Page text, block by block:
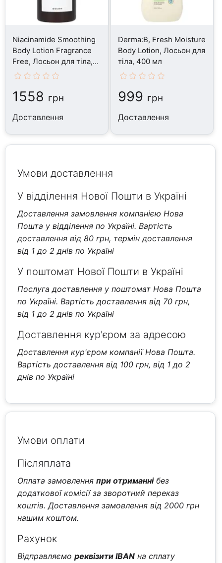
Niacinamide Smoothing
Body Lotion Fragrance
Free, Лосьон для тіла,
300 мл
1558 грн
Доставлення
Derma:B, Fresh Moisture
Body Lotion, Лосьон для
тіла, 400 мл
999 грн
Доставлення
Умови доставлення
У відділення Нової Пошти в Україні
Доставлення замовлення компанією Нова
Пошта у відділення по Україні. Вартість
доставлення від 80 грн, термін доставлення
від 1 до 2 днів по Україні
У поштомат Нової Пошти в Україні
Послуга доставлення у поштомат Нова Пошта
по Україні. Вартість доставлення від 70 грн,
від 1 до 2 днів по Україні
Доставлення кур'єром за адресою
Доставлення кур'єром компанії Нова Пошта.
Вартість доставлення від 100 грн, від 1 до 2
днів по Україні
Умови оплати
Післяплата
Оплата замовленняпри отриманнібез
додаткової комісії за зворотний переказ
коштів. Доставлення замовлення від 2000 грн
нашим коштом.
Рахунок
Відправляємореквізити IBAN на сплату